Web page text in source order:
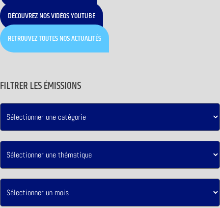
DÉCOUVREZ NOS VIDÉOS YOUTUBE
RETROUVEZ TOUTES NOS ACTUALITÉS
FILTRER LES ÉMISSIONS